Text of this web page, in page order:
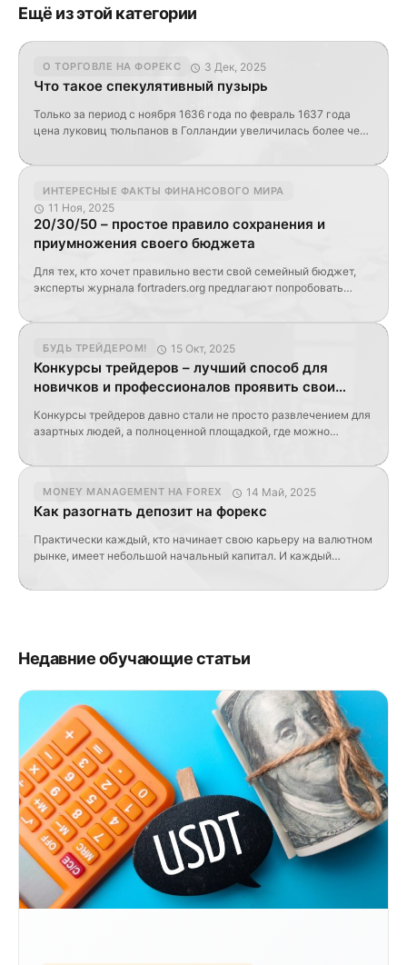
Ещё из этой категории
О ТОРГОВЛЕ НА ФОРЕКС 3 Дек, 2025
Что такое спекулятивный пузырь
Только за период с ноября 1636 года по февраль 1637 года
цена луковиц тюльпанов в Голландии увеличилась более чем
не покупают, и цены резко двинулись вниз: к 1 […]
ИНТЕРЕСНЫЕ ФАКТЫ ФИНАНСОВОГО МИРА
11 Ноя, 2025
20/30/50 – простое правило сохранения и
приумножения своего бюджета
Для тех, кто хочет правильно вести свой семейный бюджет,
эксперты журнала fortraders.org предлагают попробовать
сбережения Большая часть населения Земли сбережений не
имеет и живет от зарплаты к зарплате. Остальные
откладывают следующим […]
БУДЬ ТРЕЙДЕРОМ! 15 Окт, 2025
Конкурсы трейдеров – лучший способ для
новичков и профессионалов проявить свои
Конкурсы трейдеров давно стали не просто развлечением для
азартных людей, а полноценной площадкой, где можно
привыкших работать в условиях стресса и конкуренции.
Главное преимущество торговых соревнований — это
MONEY MANAGEMENT НА FOREX 14 Май, 2025
Как разогнать депозит на форекс
Практически каждый, кто начинает свою карьеру на валютном
рынке, имеет небольшой начальный капитал. И каждый
первую неделю. Такой метод трейдинга на форекс называется
минусы. […]
Недавние обучающие статьи